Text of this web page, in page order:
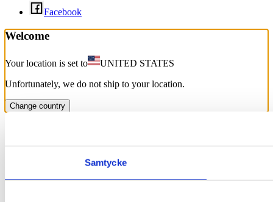
Samtycke
Facebook
Welcome
Your location is set to
UNITED STATES
Unfortunately, we do not ship to your location.
Change country